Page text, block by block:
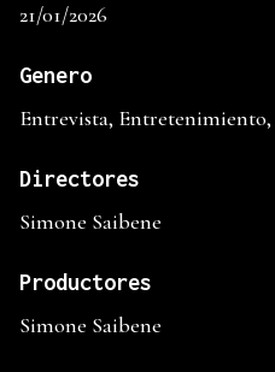
21/01/2026
Genero
Entrevista,
Directores
Simone Saibene
Productores
Simone Saibene